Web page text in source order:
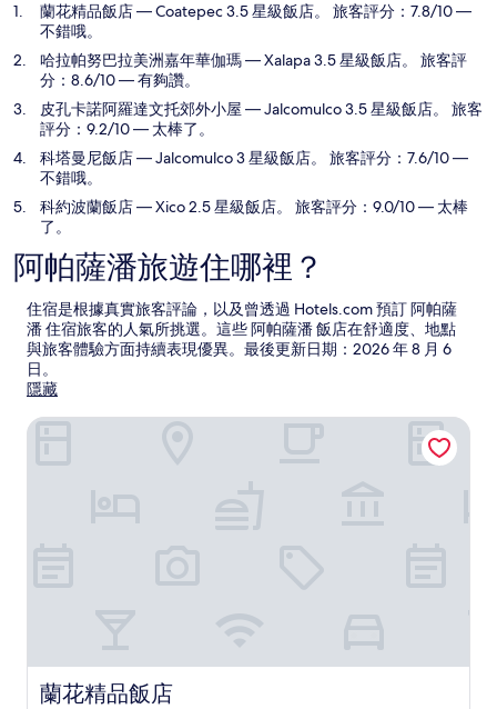
蘭花精品飯店— Coatepec 3.5 星級飯店。 旅客評分：7.8/10 —
不錯哦。
哈拉帕努巴拉美洲嘉年華伽瑪— Xalapa 3.5 星級飯店。 旅客評
分：8.6/10 — 有夠讚。
皮孔卡諾阿羅達文托郊外小屋 — Jalcomulco 3.5 星級飯店。 旅客
評分：9.2/10 — 太棒了。
科塔曼尼飯店— Jalcomulco 3 星級飯店。 旅客評分：7.6/10 —
不錯哦。
科約波蘭飯店— Xico 2.5 星級飯店。 旅客評分：9.0/10 — 太棒
了。
阿帕薩潘旅遊住哪裡？
住宿是根據真實旅客評論，以及曾透過 Hotels.com 預訂 阿帕薩
潘 住宿旅客的人氣所挑選。這些 阿帕薩潘 飯店在舒適度、地點
與旅客體驗方面持續表現優異。最後更新日期： 2026 年 8 月 6
日。
隱藏
蘭花精品飯店
蘭花精品飯店
蘭花精品飯店